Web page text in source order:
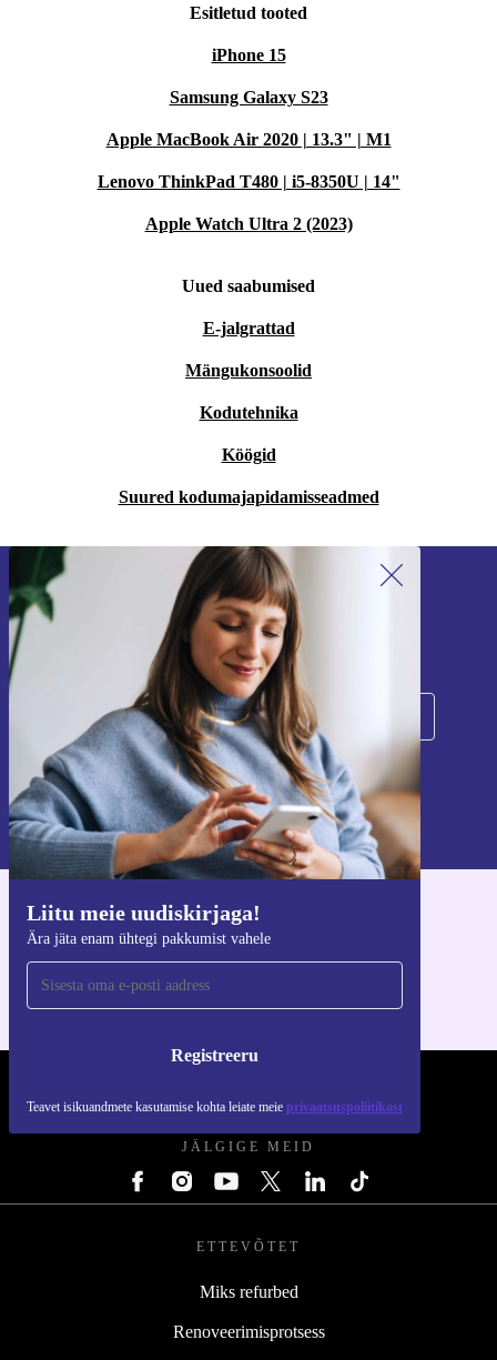
Esitletud tooted
iPhone 15
Samsung Galaxy S23
Apple MacBook Air 2020 | 13.3" | M1
Lenovo ThinkPad T480 | i5-8350U | 14"
Apple Watch Ultra 2 (2023)
Uued saabumised
E-jalgrattad
Mängukonsoolid
Kodutehnika
Köögid
Suured kodumajapidamisseadmed
Liitu meie uudiskirjaga!
Ära jäta enam ühtegi pakkumist vahele
Registreeru
Teavet isikuandmete kasutamise kohta leiate meie privaatsuspoliitikast
Liitu meie uudiskirjaga!
Ära jäta enam ühtegi pakkumist vahele.
Registreeru
Teavet isikuandmete kasutamise kohta leiate meie
privaatsuspoliitikast.
Hangi refurbed rakendus
iOS-i ja Androidi jaoks
JÄLGIGE MEID
ETTEVÕTET
Miks refurbed
Renoveerimisprotsess